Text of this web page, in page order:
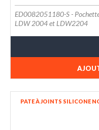
ED0082051180-S -
LDW 2004 et LDW2204
PATE À JOINTS SILICONE